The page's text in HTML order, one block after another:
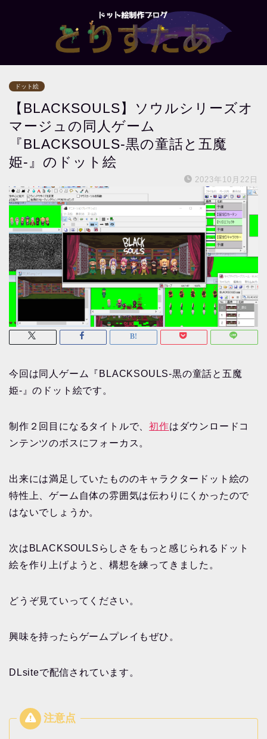
ドット絵
【BLACKSOULS】ソウルシリーズオ
マージュの同人ゲーム
『BLACKSOULS-黒の童話と五魔
姫-』のドット絵
2023年10月22日
今回は同人ゲーム『BLACKSOULS-黒の童話と五魔
姫-』のドット絵です。
制作２回目になるタイトルで、初作はダウンロードコ
ンテンツのボスにフォーカス。
出来には満足していたもののキャラクタードット絵の
特性上、ゲーム自体の雰囲気は伝わりにくかったので
はないでしょうか。
次はBLACKSOULSらしさをもっと感じられるドット
絵を作り上げようと、構想を練ってきました。
どうぞ見ていってください。
興味を持ったらゲームプレイもぜひ。
DLsiteで配信されています。